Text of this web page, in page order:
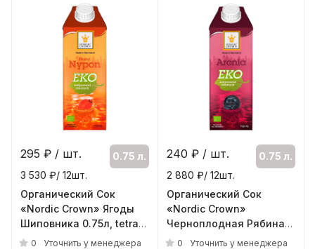
295 ₽ / шт.
0.75 л.
3 530 ₽/ 12шт.
Органический Сок
«Nordic Crown» Ягоды
Шиповника 0.75л, tetra
pak
0 Уточнить у менеджера
240 ₽ / шт.
0.75 л.
2 880 ₽/ 12шт.
Органический Сок
«Nordic Crown»
Черноплодная Рябина
0.75л, tetra pak
0 Уточнить у менеджера